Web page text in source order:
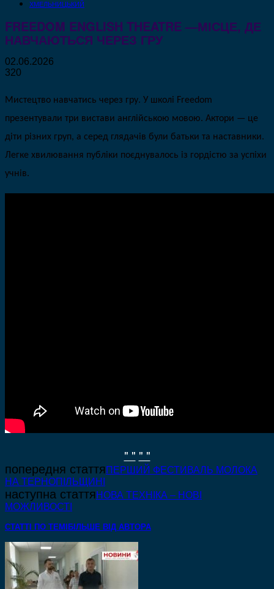
ХМЕЛЬНИЦЬКИЙ
FREEDOM ENGLISH THEATRE —МІСЦЕ, ДЕ
НАВЧАЮТЬСЯ ЧЕРЕЗ ГРУ
02.06.2026
320
Мистецтво навчатись через гру. У школі Freedom
презентували три вистави англійською мовою. Актори — це
діти різних груп, а серед глядачів були батьки та наставники.
Легке хвилювання публіки поєднувалось із гордістю за успіхи
учнів.
" " " "
попередня статтяПЕРШИЙ ФЕСТИВАЛЬ МОЛОКА
НА ТЕРНОПІЛЬЩИНІ
наступна статтяНОВА ТЕХНІКА – НОВІ
МОЖЛИВОСТІ
СТАТТІ ПО ТЕМІ БІЛЬШЕ ВІД АВТОРА